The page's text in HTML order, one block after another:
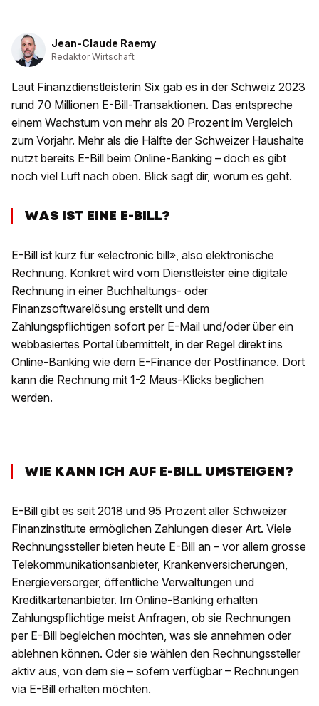
Jean-Claude Raemy
Redaktor Wirtschaft
Laut Finanzdienstleisterin Six gab es in der Schweiz 2023
rund 70 Millionen E-Bill-Transaktionen. Das entspreche
einem Wachstum von mehr als 20 Prozent im Vergleich
zum Vorjahr. Mehr als die Hälfte der Schweizer Haushalte
nutzt bereits E-Bill beim Online-Banking – doch es gibt
noch viel Luft nach oben. Blick sagt dir, worum es geht.
WAS IST EINE E-BILL?
E-Bill ist kurz für «electronic bill», also elektronische
Rechnung. Konkret wird vom Dienstleister eine digitale
Rechnung in einer Buchhaltungs- oder
Finanzsoftwarelösung erstellt und dem
Zahlungspflichtigen sofort per E-Mail und/oder über ein
webbasiertes Portal übermittelt, in der Regel direkt ins
Online-Banking wie dem E-Finance der Postfinance. Dort
kann die Rechnung mit 1-2 Maus-Klicks beglichen
werden.
WIE KANN ICH AUF E-BILL UMSTEIGEN?
E-Bill gibt es seit 2018 und 95 Prozent aller Schweizer
Finanzinstitute ermöglichen Zahlungen dieser Art. Viele
Rechnungssteller bieten heute E-Bill an – vor allem grosse
Telekommunikationsanbieter, Krankenversicherungen,
Energieversorger, öffentliche Verwaltungen und
Kreditkartenanbieter. Im Online-Banking erhalten
Zahlungspflichtige meist Anfragen, ob sie Rechnungen
per E-Bill begleichen möchten, was sie annehmen oder
ablehnen können. Oder sie wählen den Rechnungssteller
aktiv aus, von dem sie – sofern verfügbar – Rechnungen
via E-Bill erhalten möchten.